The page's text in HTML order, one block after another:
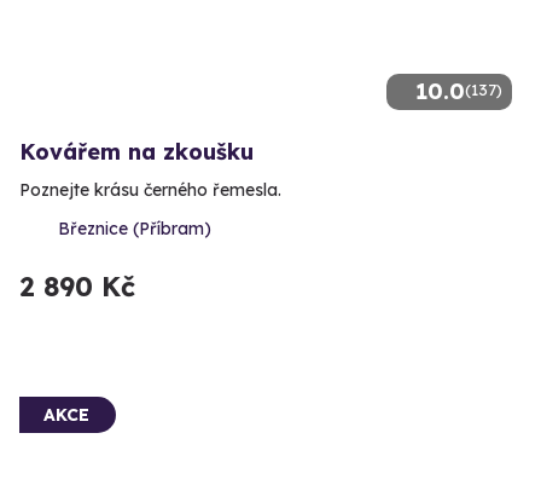
10.0(137)
Kovářem na zkoušku
Poznejte krásu černého řemesla.
Březnice (Příbram)
2 890 Kč
AKCE